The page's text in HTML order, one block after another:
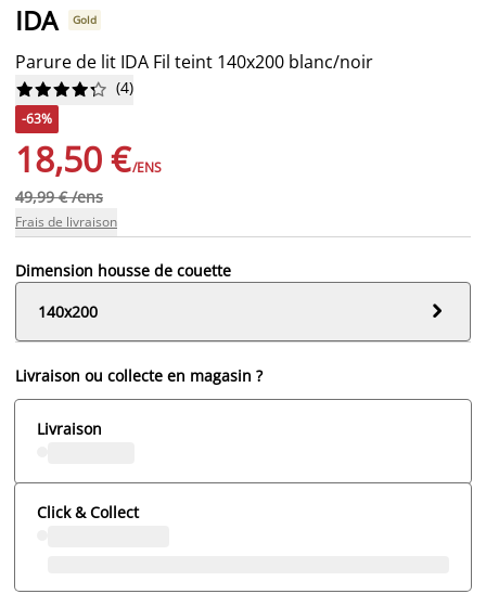
IDA Gold
Parure de lit IDA Fil teint 140x200 blanc/noir





 (4)
-63%
18,50 €/ENS
49,99 € /ens
Frais de livraison
Dimension housse de couette
140x200

Livraison ou collecte en magasin ?
Livraison
Click & Collect